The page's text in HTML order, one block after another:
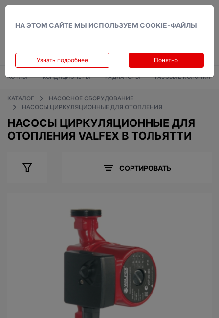
НА ЭТОМ САЙТЕ МЫ ИСПОЛЬЗУЕМ COOKIE-ФАЙЛЫ
Узнать подробнее Понятно
КОТЛЫ КОНДИЦИОНЕРЫ РАДИАТОРЫ ГАЗОВЫЕ КОЛОНКИ
КАТАЛОГ
НАСОСНОЕ ОБОРУДОВАНИЕ
НАСОСЫ ЦИРКУЛЯЦИОННЫЕ ДЛЯ ОТОПЛЕНИЯ
НАСОСЫ ЦИРКУЛЯЦИОННЫЕ ДЛЯ
ОТОПЛЕНИЯ VALFEX В ТОЛЬЯТТИ
СОРТИРОВАТЬ